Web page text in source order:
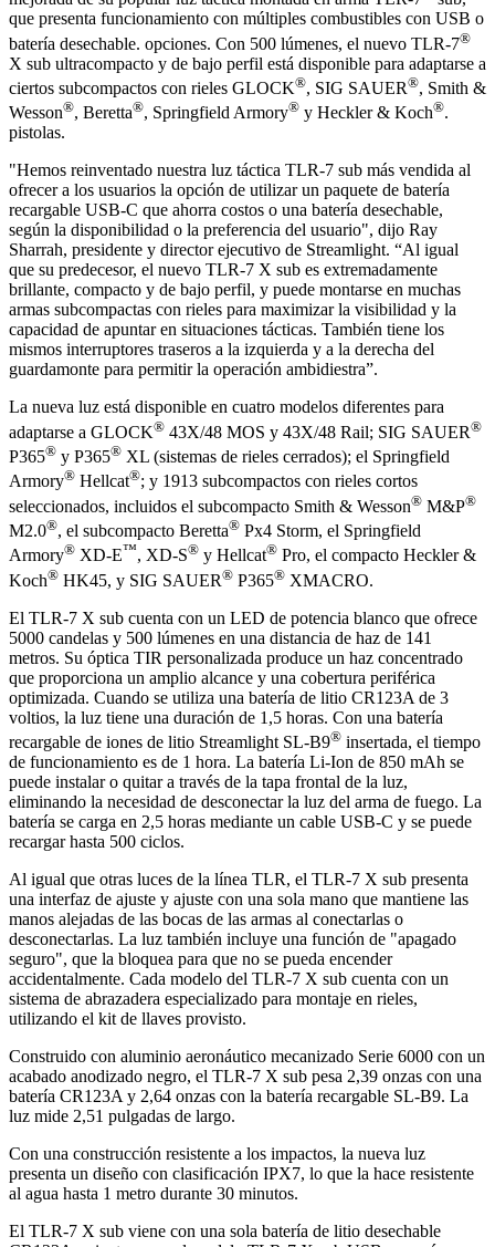
que presenta funcionamiento con múltiples combustibles con USB o
batería desechable. opciones. Con 500 lúmenes, el nuevo TLR-7®
X sub ultracompacto y de bajo perfil está disponible para adaptarse a
ciertos subcompactos con rieles GLOCK®, SIG SAUER®, Smith &
Wesson®, Beretta®, Springfield Armory® y Heckler & Koch®.
pistolas.
"Hemos reinventado nuestra luz táctica TLR-7 sub más vendida al
ofrecer a los usuarios la opción de utilizar un paquete de batería
recargable USB-C que ahorra costos o una batería desechable,
según la disponibilidad o la preferencia del usuario", dijo Ray
Sharrah, presidente y director ejecutivo de Streamlight. “Al igual
que su predecesor, el nuevo TLR-7 X sub es extremadamente
brillante, compacto y de bajo perfil, y puede montarse en muchas
armas subcompactas con rieles para maximizar la visibilidad y la
capacidad de apuntar en situaciones tácticas. También tiene los
mismos interruptores traseros a la izquierda y a la derecha del
guardamonte para permitir la operación ambidiestra”.
La nueva luz está disponible en cuatro modelos diferentes para
adaptarse a GLOCK® 43X/48 MOS y 43X/48 Rail; SIG SAUER®
P365® y P365® XL (sistemas de rieles cerrados); el Springfield
Armory® Hellcat®; y 1913 subcompactos con rieles cortos
seleccionados, incluidos el subcompacto Smith & Wesson® M&P®
M2.0®, el subcompacto Beretta® Px4 Storm, el Springfield
Armory® XD-E™, XD-S® y Hellcat® Pro, el compacto Heckler &
Koch® HK45, y SIG SAUER® P365® XMACRO.
El TLR-7 X sub cuenta con un LED de potencia blanco que ofrece
5000 candelas y 500 lúmenes en una distancia de haz de 141
metros. Su óptica TIR personalizada produce un haz concentrado
que proporciona un amplio alcance y una cobertura periférica
optimizada. Cuando se utiliza una batería de litio CR123A de 3
voltios, la luz tiene una duración de 1,5 horas. Con una batería
recargable de iones de litio Streamlight SL-B9® insertada, el tiempo
de funcionamiento es de 1 hora. La batería Li-Ion de 850 mAh se
puede instalar o quitar a través de la tapa frontal de la luz,
eliminando la necesidad de desconectar la luz del arma de fuego. La
batería se carga en 2,5 horas mediante un cable USB-C y se puede
recargar hasta 500 ciclos.
Al igual que otras luces de la línea TLR, el TLR-7 X sub presenta
una interfaz de ajuste y ajuste con una sola mano que mantiene las
manos alejadas de las bocas de las armas al conectarlas o
desconectarlas. La luz también incluye una función de "apagado
seguro", que la bloquea para que no se pueda encender
accidentalmente. Cada modelo del TLR-7 X sub cuenta con un
sistema de abrazadera especializado para montaje en rieles,
utilizando el kit de llaves provisto.
Construido con aluminio aeronáutico mecanizado Serie 6000 con un
acabado anodizado negro, el TLR-7 X sub pesa 2,39 onzas con una
batería CR123A y 2,64 onzas con la batería recargable SL-B9. La
luz mide 2,51 pulgadas de largo.
Con una construcción resistente a los impactos, la nueva luz
presenta un diseño con clasificación IPX7, lo que la hace resistente
al agua hasta 1 metro durante 30 minutos.
El TLR-7 X sub viene con una sola batería de litio desechable